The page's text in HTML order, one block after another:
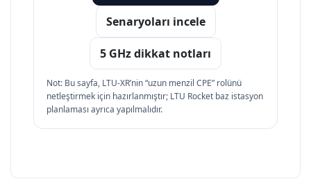
Senaryoları incele
5 GHz dikkat notları
Not: Bu sayfa, LTU-XR’nin “uzun menzil CPE” rolünü
netleştirmek için hazırlanmıştır; LTU Rocket baz istasyon
planlaması ayrıca yapılmalıdır.